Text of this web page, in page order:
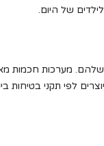
של היום.
שלהם. מערכות חכמות
לפי תקני בטיחות